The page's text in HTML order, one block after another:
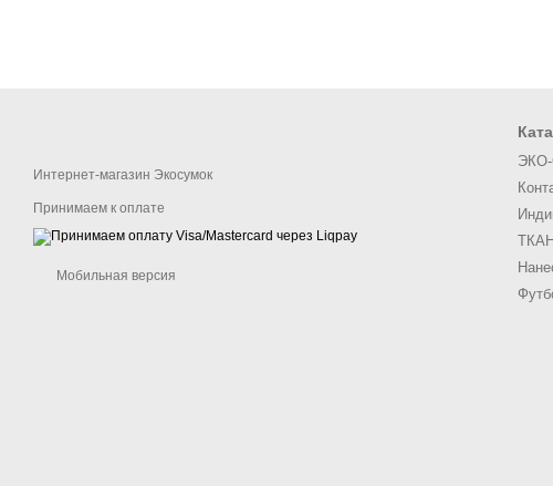
Интернет-магазин Экосумок
Принимаем к оплате
Мобильная версия